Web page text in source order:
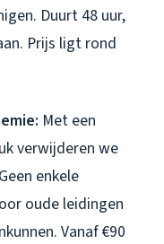
Duurt 48 uur,
Prijs ligt rond
Met een
verwijderen we
enkele
oude leidingen
Vanaf €90